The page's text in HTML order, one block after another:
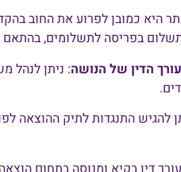
היא כמובן לפרוע את החוב
בפריסה לתשלומים, בהתאם
הדין של הנושה: ניתן לנהל
להגיש התנגדות לתיק ההוצאה